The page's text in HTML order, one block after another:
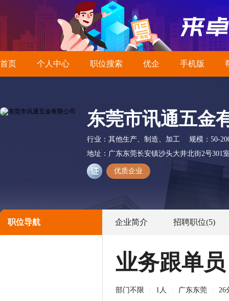
首页 个人中心 职位搜索 优企 手机版
东莞市讯通五金
行业： 其他生产、制造、加工 规模： 50-
地址： 广东东莞长安镇沙头大井北街2号301
优质企业
职位导航 企业简介 招聘职位(5)
业务跟单员
部门不限 1人 广东东莞
26